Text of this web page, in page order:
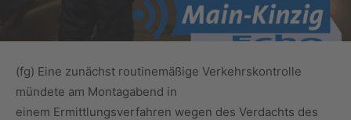
(fg) Eine zunächst routinemäßige Verkehrskontrolle
mündete am Montagabend in
einem Ermittlungsverfahren wegen des Verdachts des